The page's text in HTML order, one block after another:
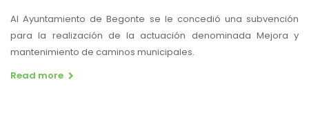
Al Ayuntamiento de Begonte se le concedió una subvención
para la realización de la actuación denominada Mejora y
mantenimiento de caminos municipales.
Read more